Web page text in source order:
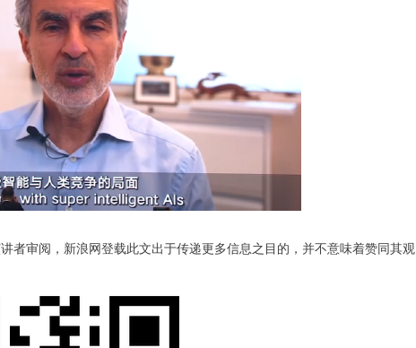
审阅，新浪网登载此文出于传递更多信息之目的，并不意味着赞同其观